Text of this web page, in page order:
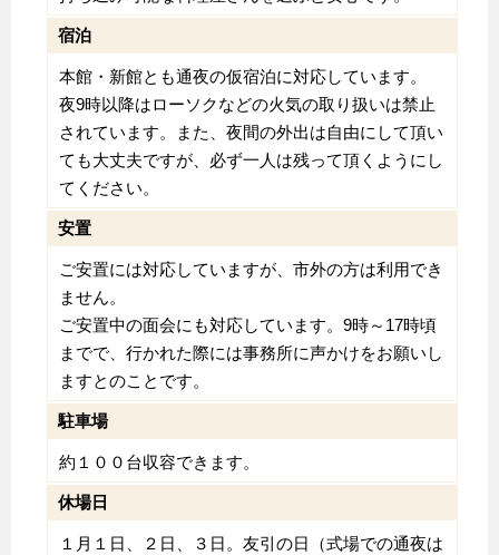
宿泊
本館・新館とも通夜の仮宿泊に対応しています。
夜9時以降はローソクなどの火気の取り扱いは禁止
されています。また、夜間の外出は自由にして頂い
ても大丈夫ですが、必ず一人は残って頂くようにし
てください。
安置
ご安置には対応していますが、市外の方は利用でき
ません。
ご安置中の面会にも対応しています。9時～17時頃
までで、行かれた際には事務所に声かけをお願いし
ますとのことです。
駐車場
約１００台収容できます。
休場日
１月１日、２日、３日。友引の日（式場での通夜は